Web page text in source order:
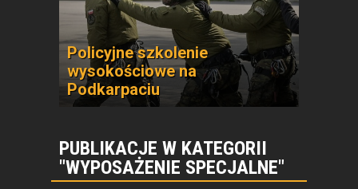
Policyjne szkolenie
wysokościowe na
Podkarpaciu
PUBLIKACJE W KATEGORII
"WYPOSAŻENIE SPECJALNE"